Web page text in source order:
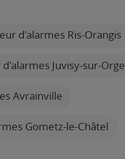
d'alarmes Ris-Orangis
Juvisy-sur-Orge
Avrainville
Gometz-le-Châtel